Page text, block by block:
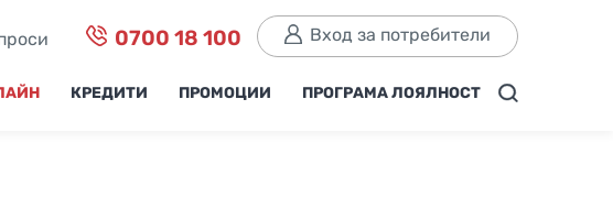
0700 18 100 Вход за потребители
КРЕДИТИ ПРОМОЦИИ ПРОГРАМА ЛОЯЛНОСТ